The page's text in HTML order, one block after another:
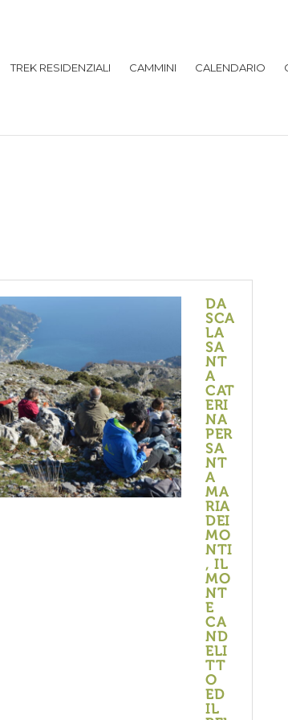
TREK RESIDENZIALI CAMMINI CALENDARIO
DA
SCA
LA
SA
NT
A
CAT
ERI
NA
PER
SA
NT
A
MA
RIA
DEI
MO
NTI
, IL
MO
NT
E
CA
ND
ELI
TT
O
ED
IL